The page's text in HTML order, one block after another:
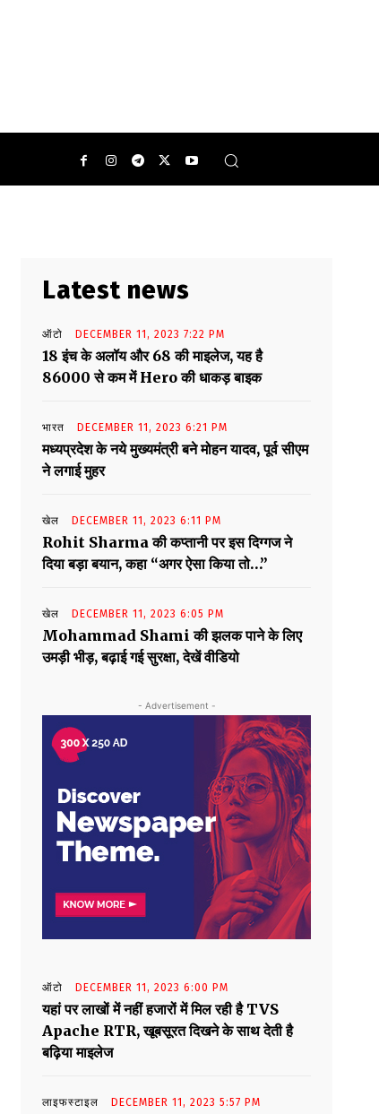
Latest news
ऑटो DECEMBER 11, 2023 7:22 PM
18 इंच के अलॉय और 68 की माइलेज, यह है
86000 से कम में Hero की धाकड़ बाइक
भारत DECEMBER 11, 2023 6:21 PM
मध्यप्रदेश के नये मुख्यमंत्री बने मोहन यादव, पूर्व सीएम
ने लगाई मुहर
खेल DECEMBER 11, 2023 6:11 PM
Rohit Sharma की कप्तानी पर इस दिग्गज ने
दिया बड़ा बयान, कहा “अगर ऐसा किया तो…”
खेल DECEMBER 11, 2023 6:05 PM
Mohammad Shami की झलक पाने के लिए
उमड़ी भीड़, बढ़ाई गई सुरक्षा, देखें वीडियो
- Advertisement -
ऑटो DECEMBER 11, 2023 6:00 PM
यहां पर लाखों में नहीं हजारों में मिल रही है TVS
Apache RTR, खूबसूरत दिखने के साथ देती है
बढ़िया माइलेज
लाइफस्टाइल DECEMBER 11, 2023 5:57 PM